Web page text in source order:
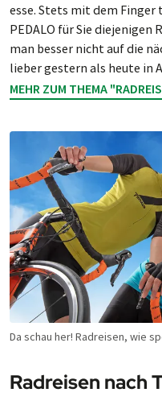
esse. Stets mit dem
PEDALO für Sie die­je­ni­gen
man bes­ser nicht auf die
lie­ber ges­tern als heute in
MEHR ZUM THEMA
Radreisen nach
Da schau her! Rad­rei­sen, wie